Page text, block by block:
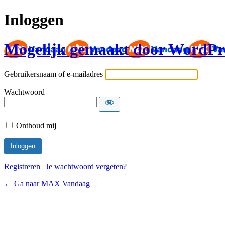
Inloggen
Mogelijk gemaakt door
Gebruikersnaam of e-mailadres
Wachtwoord
Onthoud mij
Registreren | Je wachtwoord vergeten?
← Ga naar MAX Vandaag